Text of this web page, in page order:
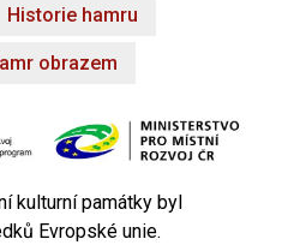
Historie hamru
obrazem
kulturní památky byl
Evropské unie.